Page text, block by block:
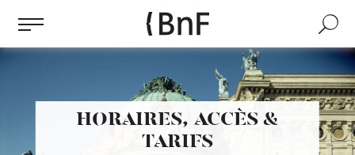
contenu
Recherche
HORAIRES, ACCÈS&
TARIFS